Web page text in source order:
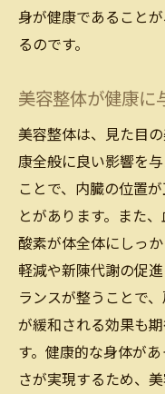
身が健康であること
るのです。
美容整体が健康に
美容整体は、見た目
康全般に良い影響を
ことで、内臓の位置
とがあります。また
酸素が体全体にしっ
軽減や新陳代謝の促
ランスが整うことで
が緩和される効果も
す。健康的な身体が
さが実現するため、